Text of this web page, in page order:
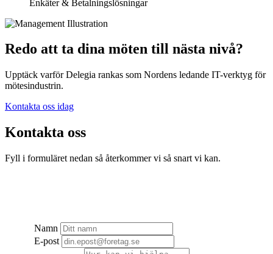
Enkäter & Betalningslösningar
Redo att ta dina möten till nästa nivå?
Upptäck varför Delegia rankas som Nordens ledande IT-verktyg för
mötesindustrin.
Kontakta oss idag
Kontakta oss
Fyll i formuläret nedan så återkommer vi så snart vi kan.
Namn
E-post